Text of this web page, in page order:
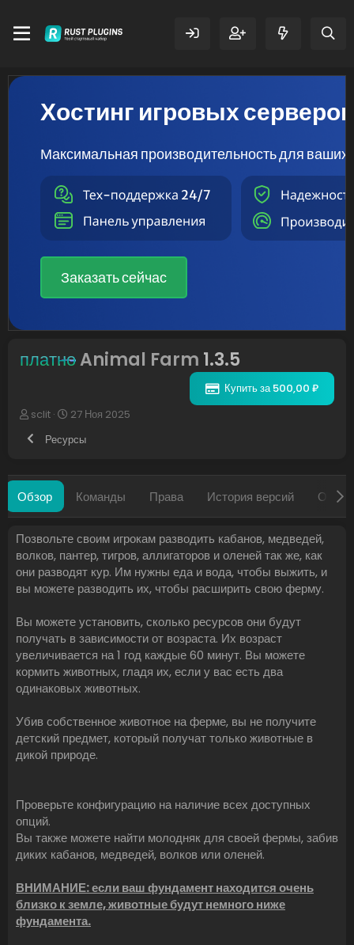
Хостинг игровых серверов
Максимальная производительность для ваших
Заказать сейчас
платноAnimal Farm 1.3.5
Купить за 500,00 ₽
А
т
sclit
Д
т
н
и
я
27 Ноя 2025
Ресурсы
Обзор Команды Права История версий
Позвольте своим игрокам разводить кабанов, медведей,
волков, пантер, тигров, аллигаторов и оленей так же, как
они разводят кур. Им нужны еда и вода, чтобы выжить, и
вы можете разводить их, чтобы расширить свою ферму.
Вы можете установить, сколько ресурсов они будут
получать в зависимости от возраста. Их возраст
увеличивается на 1 год каждые 60 минут. Вы можете
кормить животных, гладя их, если у вас есть два
одинаковых животных.
Убив собственное животное на ферме, вы не получите
детский предмет, который получат только животные в
дикой природе.
Проверьте конфигурацию на наличие всех доступных
опций.
Вы также можете найти молодняк для своей фермы, забив
диких кабанов, медведей, волков или оленей.
ВНИМАНИЕ: если ваш фундамент находится очень
близко к земле, животные будут немного ниже
фундамента.